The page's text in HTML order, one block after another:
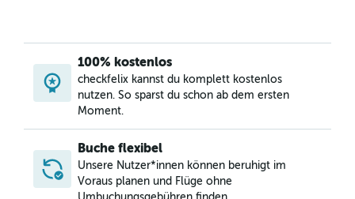
Flüge von Kapstadt nach Graz
Flüge von Casablanca nach Klagenfurt
Flüge von Nairobi Kenyatta nach Salzburg
Flüge von N’Djamena nach Wien
Flüge von Abidjan nach Salzburg
100% kostenlos
checkfelix kannst du komplett kostenlos
nutzen. So sparst du schon ab dem ersten
Moment.
Buche flexibel
Unsere Nutzer*innen können beruhigt im
Voraus planen und Flüge ohne